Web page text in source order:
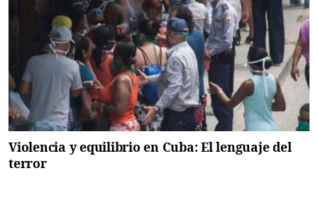
Violencia y equilibrio en Cuba: El lenguaje del
terror